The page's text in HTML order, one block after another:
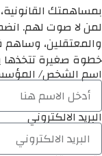
بمساهمتك
لمن لا صوت لهم.
والمعتقلين، وساهم
خطوة صغيرة تتخذها
اسم الشخص/
البريد الالكتروني